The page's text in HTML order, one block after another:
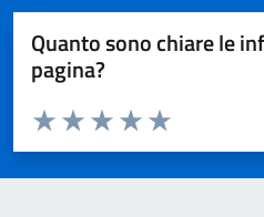
Quanto sono chiare le
pagina?
Valuta da 1 a 5 stelle la pagina
Valuta 5 stelle
Valuta 4 stelle su 5
Valuta 3 stelle su 5
Valuta 2 stelle su 5
Valuta 1 stelle su 5